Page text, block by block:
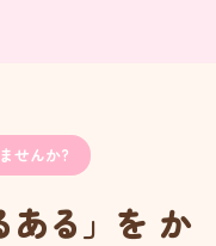
せんか?
ある」を か